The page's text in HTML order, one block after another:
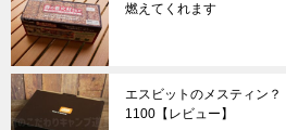
燃えてくれます
エスビットのメスティン？
1100【レビュー】